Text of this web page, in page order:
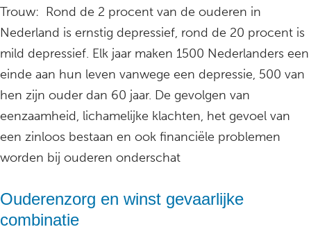
Trouw: Rond de 2 procent van de ouderen in
Nederland is ernstig depressief, rond de 20 procent is
mild depressief. Elk jaar maken 1500 Nederlanders een
einde aan hun leven vanwege een depressie, 500 van
hen zijn ouder dan 60 jaar. De gevolgen van
eenzaamheid, lichamelijke klachten, het gevoel van
een zinloos bestaan en ook financiële problemen
worden bij ouderen onderschat
Ouderenzorg en winst gevaarlijke
combinatie